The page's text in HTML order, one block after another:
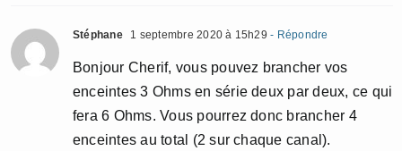
Stéphane 1 septembre 2020 à 15h29 - Répondre
Bonjour Cherif, vous pouvez brancher vos
enceintes 3 Ohms en série deux par deux, ce qui
fera 6 Ohms. Vous pourrez donc brancher 4
enceintes au total (2 sur chaque canal).